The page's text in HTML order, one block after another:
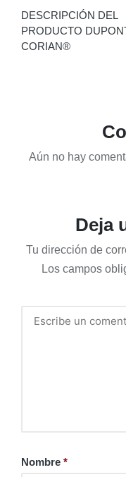
DESCRIPCIÓN DEL
PRODUCTO
CORIAN®
Aún no hay
Deja
Tu dirección de
Los campos
Nombre *